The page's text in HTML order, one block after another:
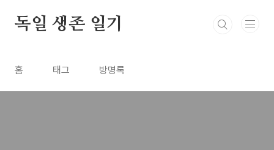
독일 생존 일기
홈 태그 방명록